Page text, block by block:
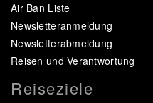
Air Ban Liste
Newsletteranmeldung
Newsletterabmeldung
Reisen und Verantwortung
Reiseziele